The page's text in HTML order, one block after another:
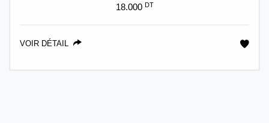
18.000 DT
VOIR DÉTAIL